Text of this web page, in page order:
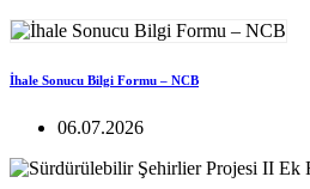
İhale Sonucu Bilgi Formu – NCB
06.07.2026